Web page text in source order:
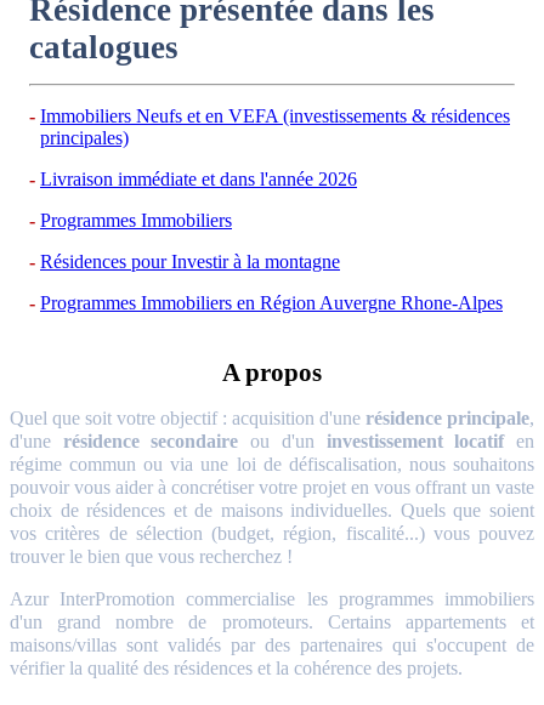
Résidence présentée dans les
catalogues
Immobiliers Neufs et en VEFA (investissements & résidences
principales)
Livraison immédiate et dans l'année 2026
Programmes Immobiliers
Résidences pour Investir à la montagne
Programmes Immobiliers en Région Auvergne Rhone-Alpes
A propos
Quel que soit votre objectif : acquisition d'une résidence principale,
d'une résidence secondaire ou d'un investissement locatifen
régime commun ou via une loi de défiscalisation, nous souhaitons
pouvoir vous aider à concrétiser votre projet en vous offrant un vaste
choix de résidences et de maisons individuelles. Quels que soient
vos critères de sélection (budget, région, fiscalité...) vous pouvez
trouver le bien que vous recherchez !
Azur InterPromotion commercialise les programmes immobiliers
d'un grand nombre de promoteurs. Certains appartements et
maisons/villas sont validés par des partenaires qui s'occupent de
vérifier la qualité des résidences et la cohérence des projets.